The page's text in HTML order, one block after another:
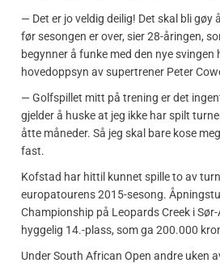
— Det er jo veldig deilig! Det skal bli gøy
før sesongen er over, sier 28-åringen,
begynner å funke med den nye
hovedoppsyn av supertrener Peter
— Golfspillet mitt på trening er det
gjelder å huske at jeg ikke har spilt
åtte måneder. Så jeg skal bare kose
fast.
Kofstad har hittil kunnet spille to av
europatourens 2015-sesong.
Championship på Leopards Creek i
hyggelig 14.-plass, som ga 200.000
Under South African Open andre uken